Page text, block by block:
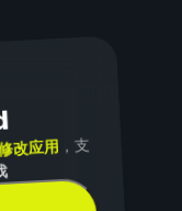
改应用 ，支